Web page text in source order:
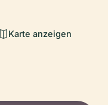
Karte anzeigen